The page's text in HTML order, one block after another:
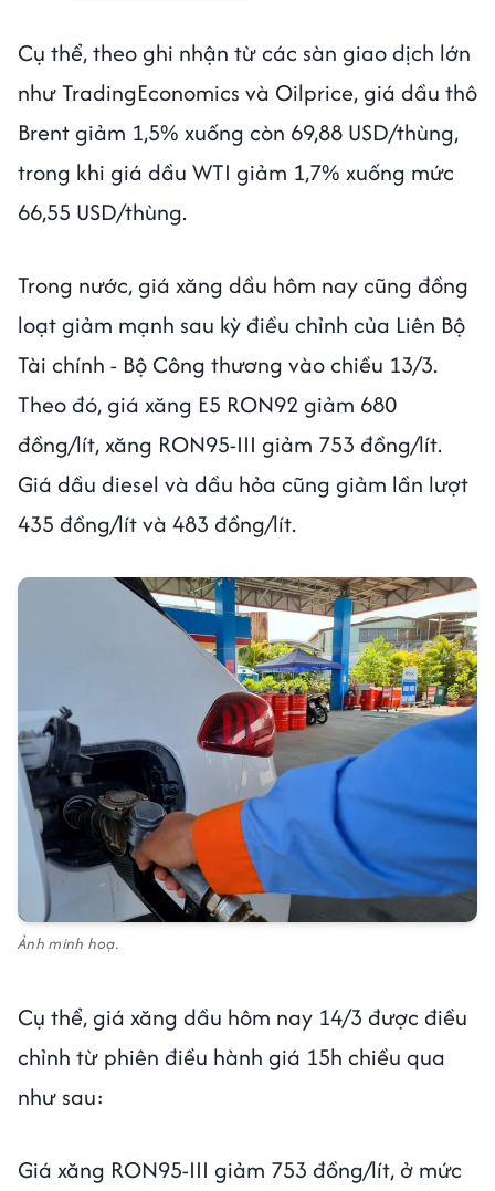
Cụ thể, theo ghi nhận từ các sàn giao dịch lớn
như TradingEconomics và Oilprice, giá dầu thô
Brent giảm 1,5% xuống còn 69,88 USD/thùng,
trong khi giá dầu WTI giảm 1,7% xuống mức
66,55 USD/thùng.
Trong nước, giá xăng dầu hôm nay cũng đồng
loạt giảm mạnh sau kỳ điều chỉnh của Liên Bộ
Tài chính - Bộ Công thương vào chiều 13/3.
Theo đó, giá xăng E5 RON92 giảm 680
đồng/lít, xăng RON95-III giảm 753 đồng/lít.
Giá dầu diesel và dầu hỏa cũng giảm lần lượt
435 đồng/lít và 483 đồng/lít.
Ảnh minh hoạ.
Cụ thể, giá xăng dầu hôm nay 14/3 được điều
chỉnh từ phiên điều hành giá 15h chiều qua
như sau:
Giá xăng RON95-III giảm 753 đồng/lít, ở mức